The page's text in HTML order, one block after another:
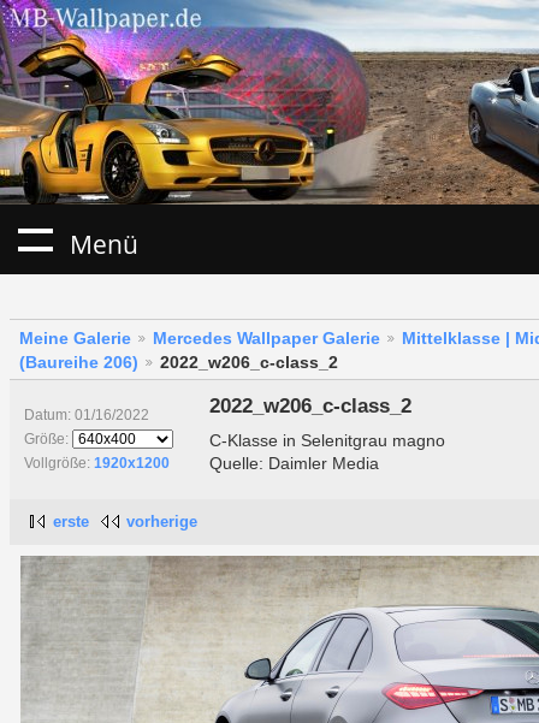
Menü
Meine Galerie Mercedes Wallpaper Galerie
Mittelklasse |
(Baureihe 206)
2022_w206_c-class_2
Datum: 01/16/2022
Größe:
Vollgröße: 1920x1200
2022_w206_c-class_2
C-Klasse in Selenitgrau magno
Quelle: Daimler Media
erste vorherige